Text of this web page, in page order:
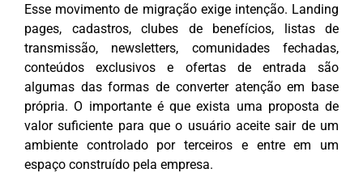
Esse movimento de migração exige intenção. Landing
pages, cadastros, clubes de benefícios, listas de
transmissão, newsletters, comunidades fechadas,
conteúdos exclusivos e ofertas de entrada são
algumas das formas de converter atenção em base
própria. O importante é que exista uma proposta de
valor suficiente para que o usuário aceite sair de um
ambiente controlado por terceiros e entre em um
espaço construído pela empresa.